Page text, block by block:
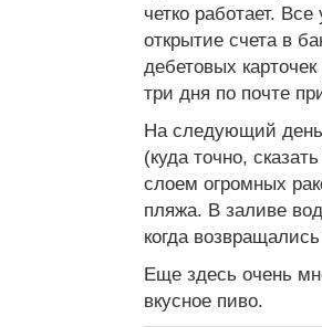
четко работает.
открытие счета в
дебетовых
три дня по почте
На следующий
(куда точно,
слоем огромных
пляжа. В заливе
когда
Еще здесь очень
вкусное пиво.